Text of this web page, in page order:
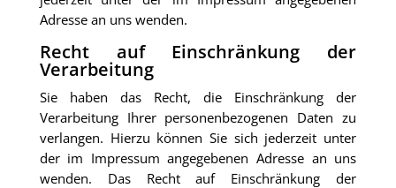
Adresse an uns wenden.
Recht auf Einschränkung der
Verarbeitung
Sie haben das Recht, die Einschränkung der
Verarbeitung Ihrer personenbezogenen Daten zu
verlangen. Hierzu können Sie sich jederzeit unter
der im Impressum angegebenen Adresse an uns
wenden. Das Recht auf Einschränkung der